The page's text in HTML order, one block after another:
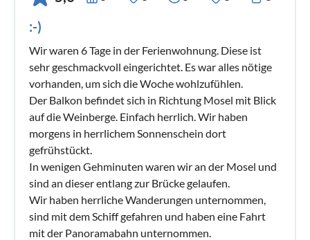
:-)
Wir waren 6 Tage in der Ferienwohnung. Diese ist
sehr geschmackvoll eingerichtet. Es war alles nötige
vorhanden, um sich die Woche wohlzufühlen.
Der Balkon befindet sich in Richtung Mosel mit Blick
auf die Weinberge. Einfach herrlich. Wir haben
morgens in herrlichem Sonnenschein dort
gefrühstückt.
In wenigen Gehminuten waren wir an der Mosel und
sind an dieser entlang zur Brücke gelaufen.
Wir haben herrliche Wanderungen unternommen,
sind mit dem Schiff gefahren und haben eine Fahrt
mit der Panoramabahn unternommen.